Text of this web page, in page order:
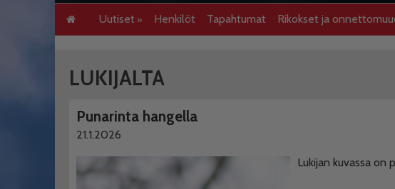
Uutiset Henkilöt Tapahtumat Rikokset ja
LUKIJALTA
Punarinta hangella
21.1.2026
Lukijan kuvassa on